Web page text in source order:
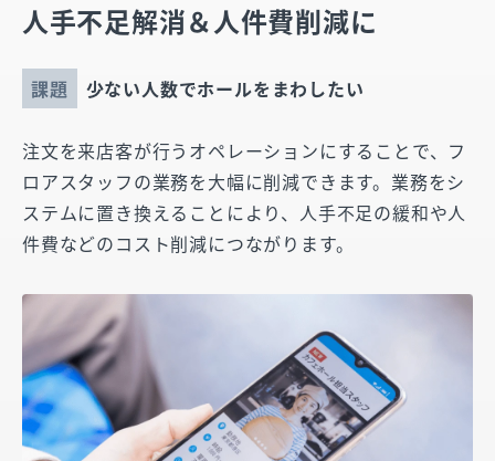
人手不足解消＆人件費削減に
課題 少ない人数でホールをまわしたい
注文を来店客が行うオペレーションにすることで、フ
ロアスタッフの業務を大幅に削減できます。業務をシ
ステムに置き換えることにより、人手不足の緩和や人
件費などのコスト削減につながります。